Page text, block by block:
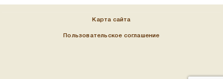
Карта сайта
Пользовательское соглашение